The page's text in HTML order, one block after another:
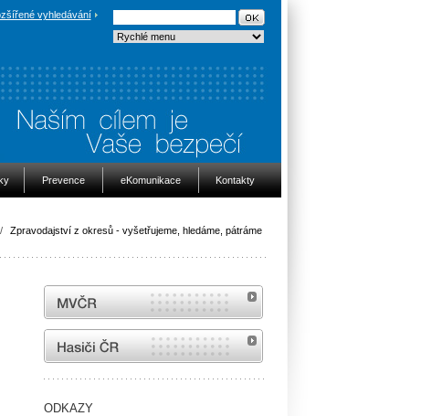
vyhledávání
Prevence eKomunikace Kontakty
/ Zpravodajství z okresů - vyšetřujeme, hledáme, pátráme
MVČR
internetové stránky Hasiči ČR
ODKAZY